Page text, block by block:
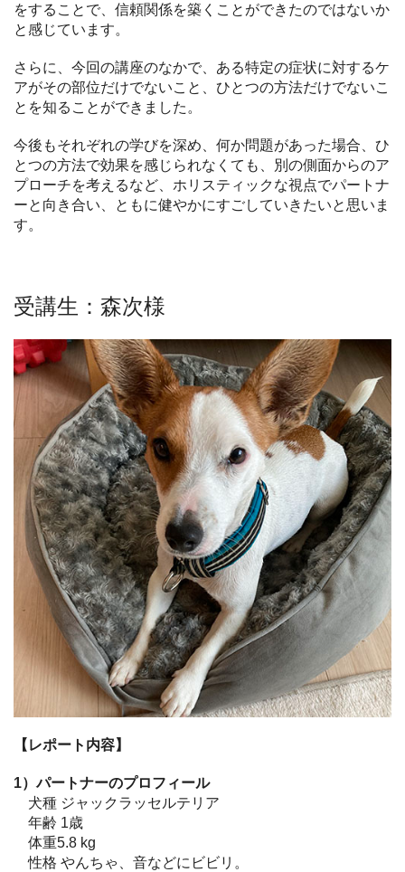
をすることで、信頼関係を築くことができたのではないか
と感じています。
さらに、今回の講座のなかで、ある特定の症状に対するケ
アがその部位だけでないこと、ひとつの方法だけでないこ
とを知ることができました。
今後もそれぞれの学びを深め、何か問題があった場合、ひ
とつの方法で効果を感じられなくても、別の側面からのア
プローチを考えるなど、ホリスティックな視点でパートナ
ーと向き合い、ともに健やかにすごしていきたいと思いま
す。
受講生：森次様
【レポート内容】
1）パートナーのプロフィール
犬種 ジャックラッセルテリア
年齢 1歳
体重5.8 kg
性格 やんちゃ、音などにビビリ。